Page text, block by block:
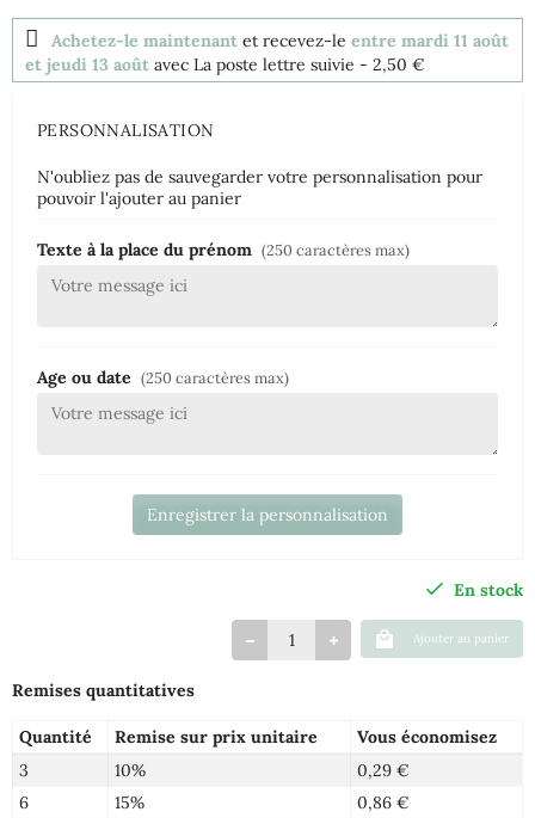
Achetez-le maintenant et recevez-le entre mardi 11 août
et jeudi 13 août avec La poste lettre suivie - 2,50 €
PERSONNALISATION
N'oubliez pas de sauvegarder votre personnalisation pour
pouvoir l'ajouter au panier
Texte à la place du prénom (250 caractères max)
Age ou date (250 caractères max)
Enregistrer la personnalisation
En stock
Ajouter au panier
Remises quantitatives
Quantité Remise sur prix unitaire
Vous économisez
3
10%
0,29 €
6
15%
0,86 €